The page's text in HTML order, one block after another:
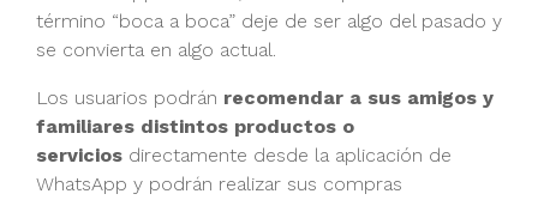
término “boca a boca” deje de ser algo del pasado y
se convierta en algo actual.
Los usuarios podrán recomendar a sus amigos y
familiares distintos productos o
servicios directamente desde la aplicación de
WhatsApp y podrán realizar sus compras